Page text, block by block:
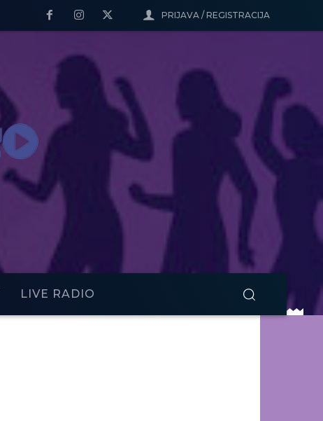
PRIJAVA / REGISTRACIJA
LIVE RADIO